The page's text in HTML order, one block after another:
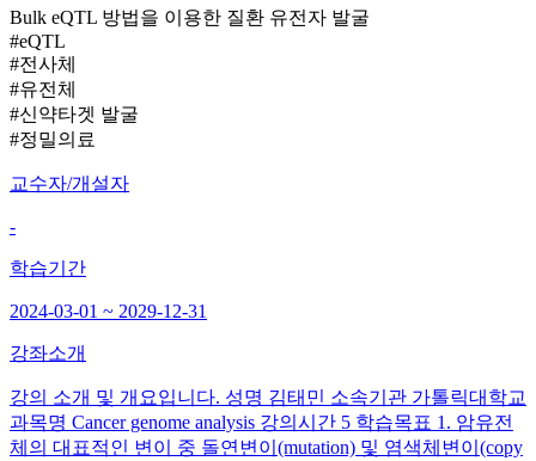
Bulk eQTL 방법을 이용한 질환 유전자 발굴
#eQTL
#전사체
#유전체
#신약타겟 발굴
#정밀의료
교수자/개설자
-
학습기간
2024-03-01 ~ 2029-12-31
강좌소개
강의 소개 및 개요입니다. 성명 김태민 소속기관 가톨릭대학교
과목명 Cancer genome analysis 강의시간 5 학습목표 1. 암유전
체의 대표적인 변이 중 돌연변이(mutation) 및 염색체변이(copy